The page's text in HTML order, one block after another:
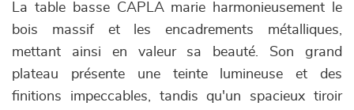
La table basse CAPLA marie harmonieusement le
bois massif et les encadrements métalliques,
mettant ainsi en valeur sa beauté. Son grand
plateau présente une teinte lumineuse et des
finitions impeccables, tandis qu'un spacieux tiroir